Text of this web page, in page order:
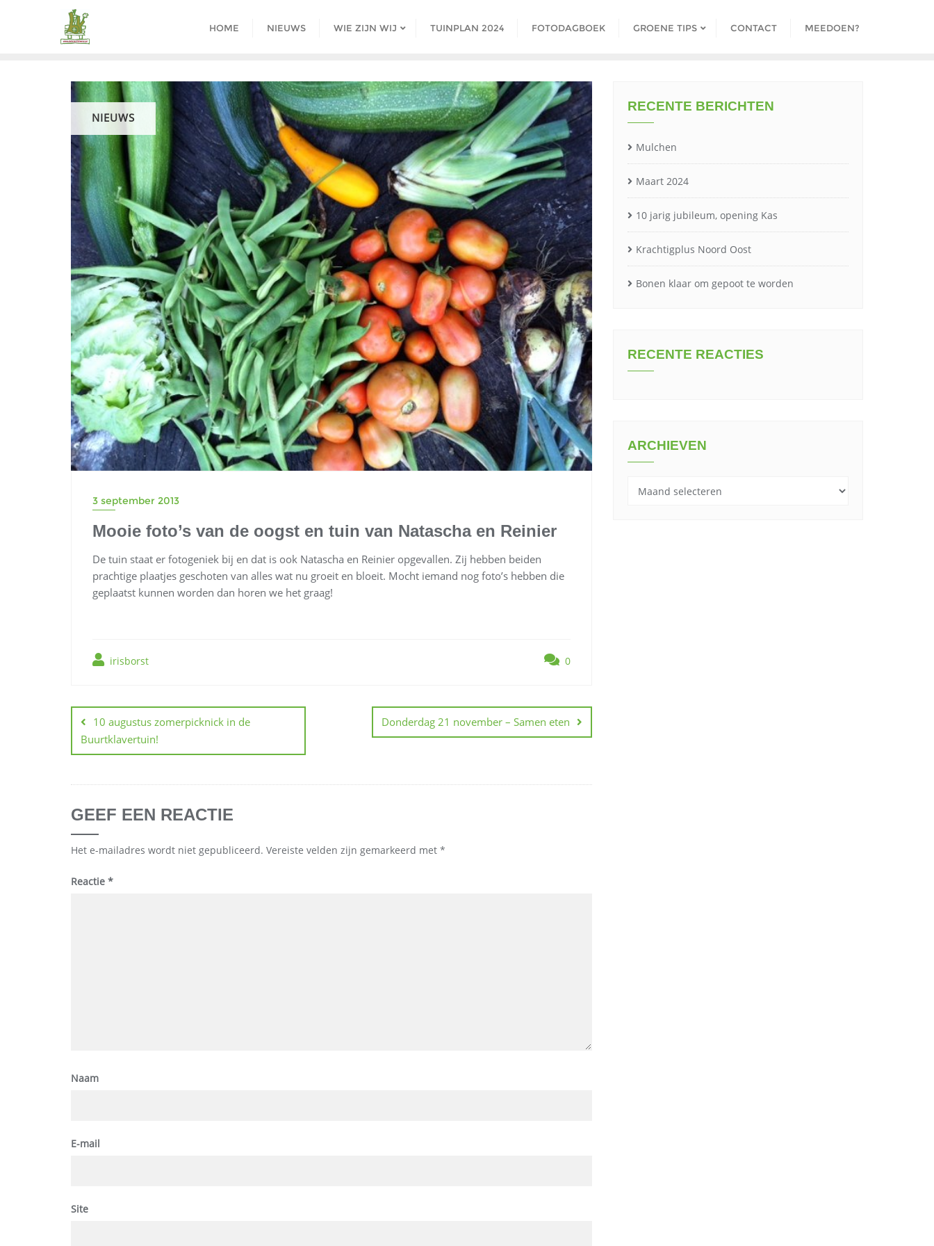
HOME NIEUWS WIE ZIJN WIJ TUINPLAN 2024 FOTODAGBOEK GROENE TIPS CONTACT MEEDOEN?
NIEUWS
3 september 2013
Mooie foto’s van de oogst en tuin van Natascha en Reinier
De tuin staat er fotogeniek bij en dat is ook Natascha en Reinier opgevallen. Zij hebben beiden
prachtige plaatjes geschoten van alles wat nu groeit en bloeit. Mocht iemand nog foto’s hebben die
geplaatst kunnen worden dan horen we het graag!
irisborst 0
10 augustus zomerpicknick in de
Buurtklavertuin!
Donderdag 21 november – Samen eten
GEEF EEN REACTIE
Het e-mailadres wordt niet gepubliceerd. Vereiste velden zijn gemarkeerd met *
Reactie *
Naam
E-mail
Site
RECENTE BERICHTEN
Mulchen
Maart 2024
10 jarig jubileum, opening Kas
Krachtigplus Noord Oost
Bonen klaar om gepoot te worden
RECENTE REACTIES
ARCHIEVEN
Archieven